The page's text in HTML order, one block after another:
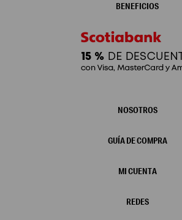
NOSOTROS
GUÍA DE COMPRA
MI CUENTA
REDES
BENEFICIOS